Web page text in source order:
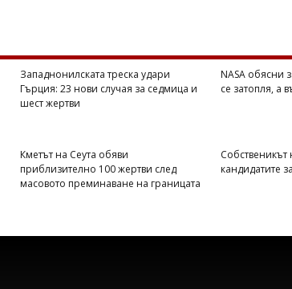
Западнонилската треска удари
Гърция: 23 нови случая за седмица и
шест жертви
NASA обясни
се затопля, а
Кметът на Сеута обяви
приблизително 100 жертви след
масовото преминаване на границата
Собственикът
кандидатите